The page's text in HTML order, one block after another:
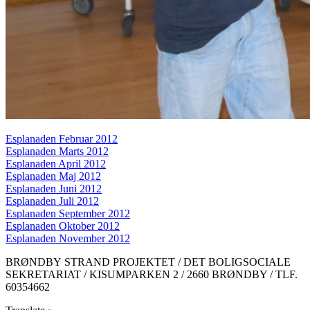
Esplanaden Februar 2012
Esplanaden Marts 2012
Esplanaden April 2012
Esplanaden Maj 2012
Esplanaden Juni 2012
Esplanaden Juli 2012
Esplanaden September 2012
Esplanaden Oktober 2012
Esplanaden November 2012
BRØNDBY STRAND PROJEKTET / DET BOLIGSOCIALE
SEKRETARIAT / KISUMPARKEN 2 / 2660 BRØNDBY / TLF.
60354662